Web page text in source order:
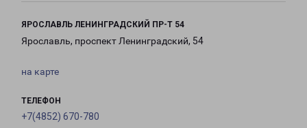
ЯРОСЛАВЛЬ ЛЕНИНГРАДСКИЙ ПР-Т 54
Ярославль, проспект Ленинградский, 54
на карте
ТЕЛЕФОН
+7(4852) 670-780